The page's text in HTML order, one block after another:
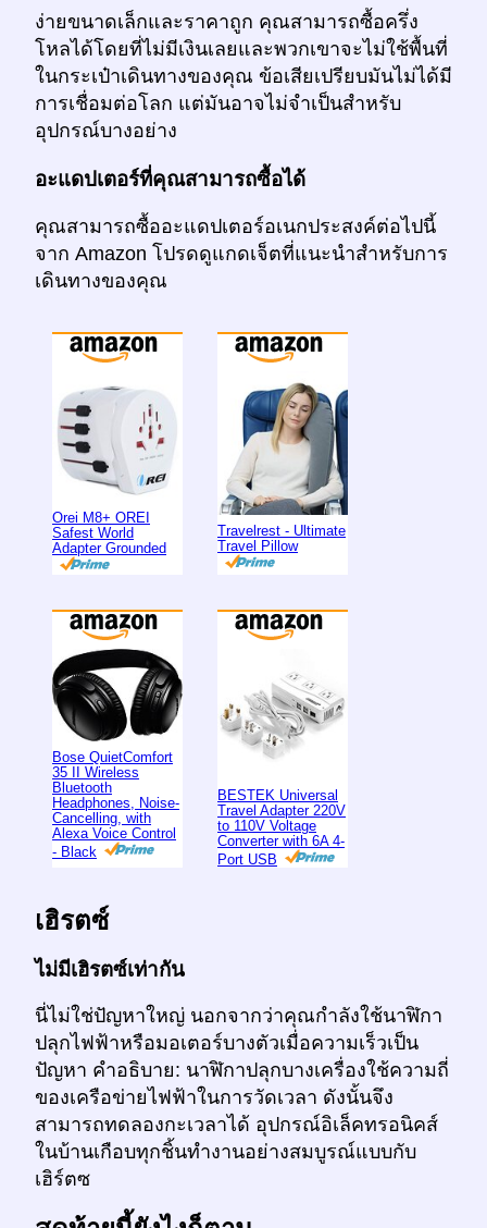
ง่ายขนาดเล็กและราคาถูก คุณสามารถซื้อครึ่ง
โหลได้โดยที่ไม่มีเงินเลยและพวกเขาจะไม่ใช้พื้นที่
ในกระเป๋าเดินทางของคุณ ข้อเสียเปรียบมันไม่ได้มี
การเชื่อมต่อโลก แต่มันอาจไม่จำเป็นสำหรับ
อุปกรณ์บางอย่าง
อะแดปเตอร์ที่คุณสามารถซื้อได้
คุณสามารถซื้ออะแดปเตอร์อเนกประสงค์ต่อไปนี้
จาก Amazon โปรดดูแกดเจ็ตที่แนะนำสำหรับการ
เดินทางของคุณ
Orei M8+ OREI
Safest World
Adapter Grounded
Travelrest - Ultimate
Travel Pillow
Bose QuietComfort
35 II Wireless
Bluetooth
Headphones, Noise-
Cancelling, with
Alexa Voice Control
- Black
BESTEK Universal
Travel Adapter 220V
to 110V Voltage
Converter with 6A 4-
Port USB
เฮิรตซ์
ไม่มีเฮิรตซ์เท่ากัน
นี่ไม่ใช่ปัญหาใหญ่ นอกจากว่าคุณกำลังใช้นาฬิกา
ปลุกไฟฟ้าหรือมอเตอร์บางตัวเมื่อความเร็วเป็น
ปัญหา คำอธิบาย: นาฬิกาปลุกบางเครื่องใช้ความถี่
ของเครือข่ายไฟฟ้าในการวัดเวลา ดังนั้นจึง
สามารถทดลองกะเวลาได้ อุปกรณ์อิเล็คทรอนิคส์
ในบ้านเกือบทุกชิ้นทำงานอย่างสมบูรณ์แบบกับ
เฮิร์ตซ